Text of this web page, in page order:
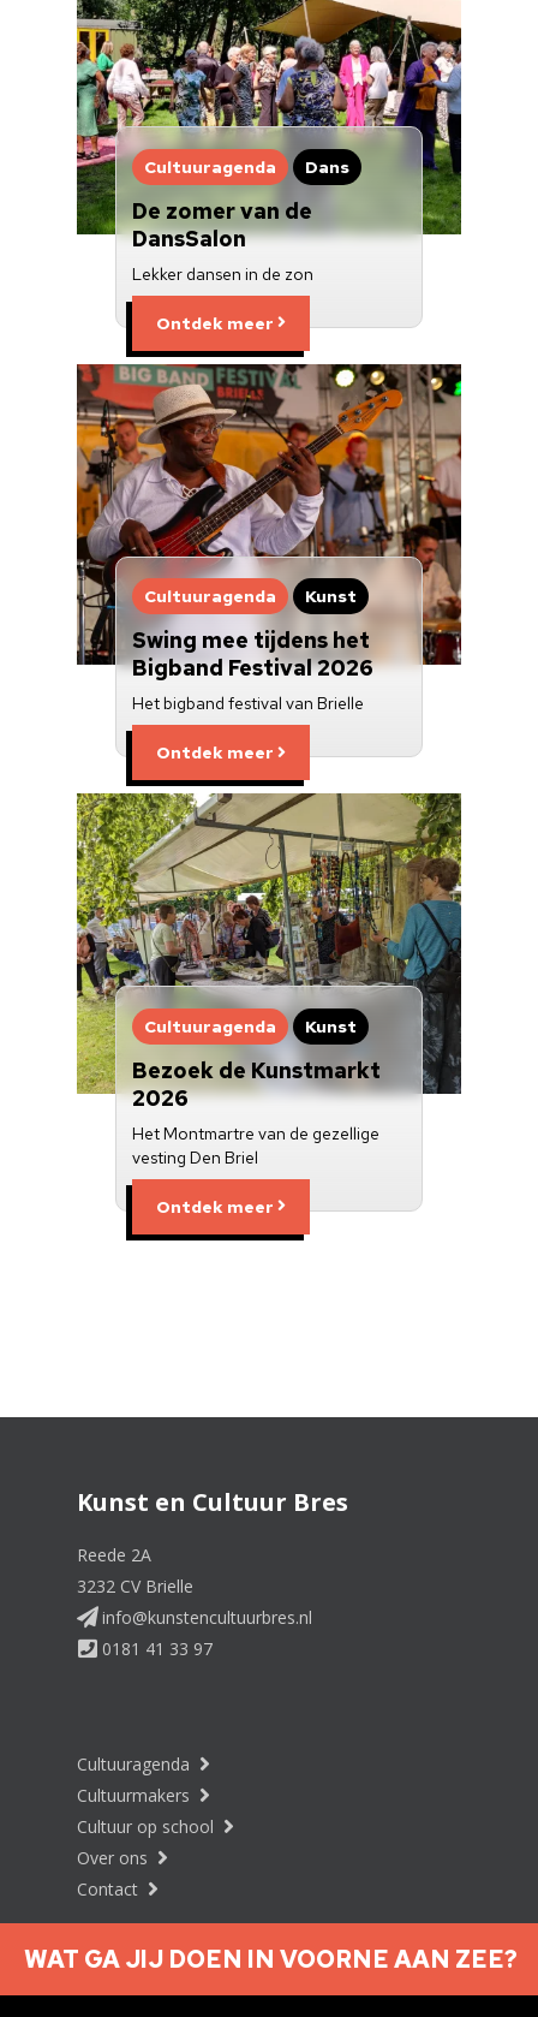
Cultuuragenda Dans
De zomer van de
DansSalon
Lekker dansen in de zon
Ontdek meer
Cultuuragenda Kunst
Swing mee tijdens het
Bigband Festival 2026
Het bigband festival van Brielle
Ontdek meer
Cultuuragenda Kunst
Bezoek de Kunstmarkt
2026
Het Montmartre van de gezellige
vesting Den Briel
Ontdek meer
Kunst en Cultuur Bres
Reede 2A
3232 CV Brielle
info@kunstencultuurbres.nl
0181 41 33 97
Cultuuragenda
Cultuurmakers
Cultuur op school
Over ons
Contact
Over ons
Nieuwsbrief
Doneren
WAT GA JIJ DOEN IN VOORNE AAN ZEE?